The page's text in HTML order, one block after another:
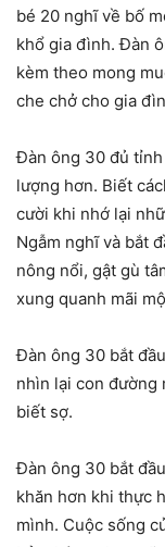
bé 20 nghĩ về bố
khổ gia đình. Đàn
kèm theo mong
che chở cho gia
Đàn ông 30 đủ
lượng hơn. Biết
cười khi nhớ lại
Ngẫm nghĩ và bắt
nông nổi, gật gù
xung quanh mãi
Đàn ông 30 bắt
nhìn lại con đường
biết sợ.
Đàn ông 30 bắt
khăn hơn khi thực
mình. Cuộc sống